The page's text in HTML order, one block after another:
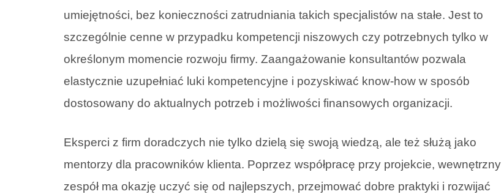
umiejętności, bez konieczności zatrudniania takich specjalistów na stałe. Jest to
szczególnie cenne w przypadku kompetencji niszowych czy potrzebnych tylko w
określonym momencie rozwoju firmy. Zaangażowanie konsultantów pozwala
elastycznie uzupełniać luki kompetencyjne i pozyskiwać know-how w sposób
dostosowany do aktualnych potrzeb i możliwości finansowych organizacji.
Eksperci z firm doradczych nie tylko dzielą się swoją wiedzą, ale też służą jako
mentorzy dla pracowników klienta. Poprzez współpracę przy projekcie, wewnętrzny
zespół ma okazję uczyć się od najlepszych, przejmować dobre praktyki i rozwijać